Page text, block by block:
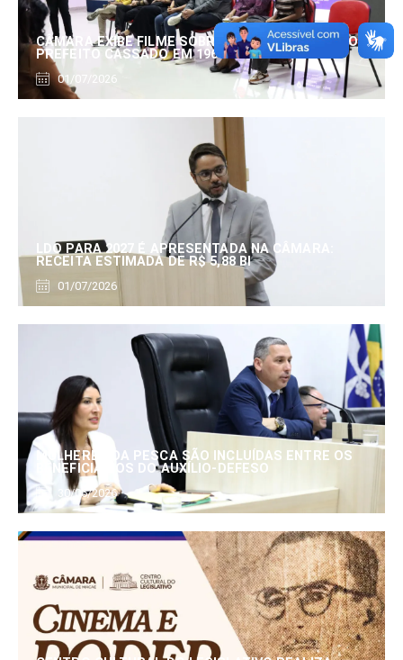
CÂMARA EXIBE FILME SOBRE EDUARDO SERRANO,
PREFEITO CASSADO EM 1960
01/07/2026
LDO PARA 2027 É APRESENTADA NA CÂMARA:
RECEITA ESTIMADA DE R$ 5,88 BI
01/07/2026
MULHERES DA PESCA SÃO INCLUÍDAS ENTRE OS
BENEFICIÁRIOS DO AUXÍLIO-DEFESO
30/06/2026